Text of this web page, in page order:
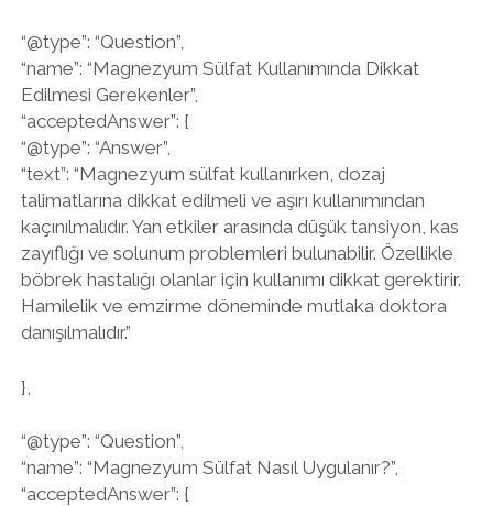
“@type”: “Question”,
“name”: “Magnezyum Sülfat Kullanımında Dikkat
Edilmesi Gerekenler”,
“acceptedAnswer”: {
“@type”: “Answer”,
“text”: “Magnezyum sülfat kullanırken, dozaj
talimatlarına dikkat edilmeli ve aşırı kullanımından
kaçınılmalıdır. Yan etkiler arasında düşük tansiyon, kas
zayıflığı ve solunum problemleri bulunabilir. Özellikle
böbrek hastalığı olanlar için kullanımı dikkat gerektirir.
Hamilelik ve emzirme döneminde mutlaka doktora
danışılmalıdır.”
},
“@type”: “Question”,
“name”: “Magnezyum Sülfat Nasıl Uygulanır?”,
“acceptedAnswer”: {